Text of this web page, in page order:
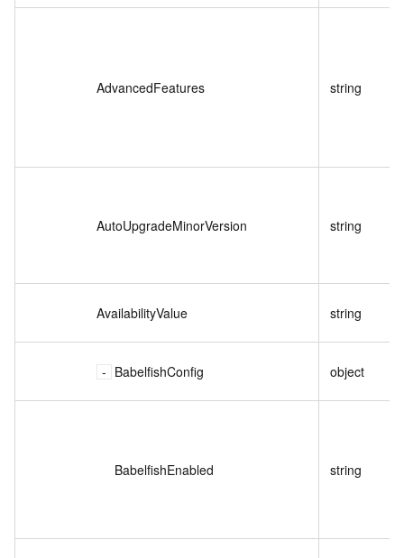
AdvancedFeatures string
AutoUpgradeMinorVersion string
AvailabilityValue string
BabelfishConfig object
BabelfishEnabled string